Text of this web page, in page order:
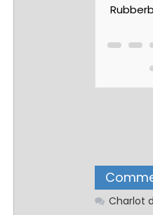
Rubberball
Charlot